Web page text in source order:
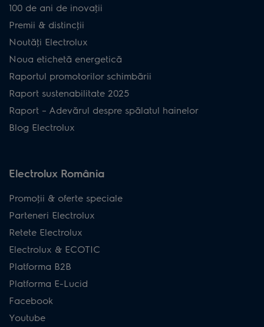
100 de ani de inovaţii
Premii & distincţii
Noutăţi Electrolux
Noua etichetă energetică
Raportul promotorilor schimbării
Raport sustenabilitate 2025
Raport – Adevărul despre spălatul hainelor
Blog Electrolux
Electrolux România
Promoţii & oferte speciale
Parteneri Electrolux
Retete Electrolux
Electrolux & ECOTIC
Platforma B2B
Platforma E-Lucid
Facebook
Youtube